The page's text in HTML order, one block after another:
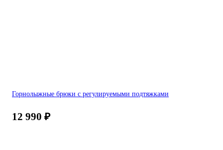
Горнолыжные брюки с регулируемыми подтяжками
12 990 ₽